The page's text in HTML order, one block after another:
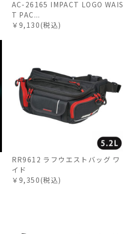
AC-26165 IMPACT LOGO WAIS
T PAC...
￥9,130(税込)
RR9612 ラフウエストバッグ ワ
イド
￥9,350(税込)